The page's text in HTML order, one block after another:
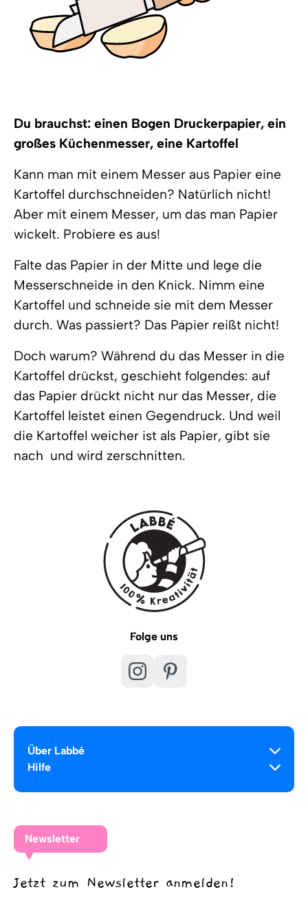
Du brauchst: einen Bogen Druckerpapier, ein
großes Küchenmesser, eine Kartoffel
Kann man mit einem Messer aus Papier eine
Kartoffel durchschneiden? Natürlich nicht!
Aber mit einem Messer, um das man Papier
wickelt. Probiere es aus!
Falte das Papier in der Mitte und lege die
Messerschneide in den Knick. Nimm eine
Kartoffel und schneide sie mit dem Messer
durch. Was passiert? Das Papier reißt nicht!
Doch warum? Während du das Messer in die
Kartoffel drückst, geschieht folgendes: auf
das Papier drückt nicht nur das Messer, die
Kartoffel leistet einen Gegendruck. Und weil
die Kartoffel weicher ist als Papier, gibt sie
nach  und wird zerschnitten.
Folge uns
Über Labbé
Hilfe
Newsletter
Jetzt zum Newsletter anmelden!